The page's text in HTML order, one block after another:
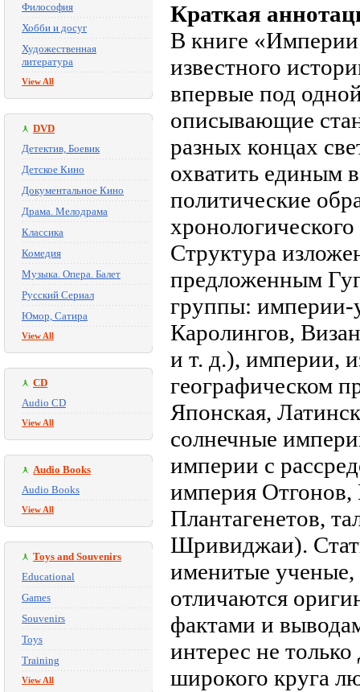
Философия
Хобби и досуг
Художественная
литература
View All
DVD
Детектив, Боевик
Детское Кино
Документальное Кино
Драма. Мелодрама
Классика
Комедия
Музыка. Опера. Балет
Русский Сериал
Юмор, Сатира
View All
CD
Audio CD
View All
Audio Books
Audio Books
View All
Toys and Souvenirs
Educational
Games
Souvenirs
Toys
Training
View All
Краткая
В книге «Империи
известного
впервые под
описывающие
разных концах
охватить единым
политические
Структура
предложенным
группы: империи-
Каролингов,
и т. д.), империи,
географическом
Японская,
солнечные
империи с
империя
Плантагенетов,
Шривиджаи).
именитые ученые,
отличаются
фактами и
интерес не
широкого круга